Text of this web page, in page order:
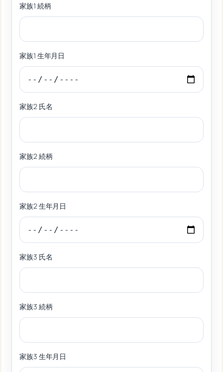
家族1 続柄
家族1 生年月日
家族2 氏名
家族2 続柄
家族2 生年月日
家族3 氏名
家族3 続柄
家族3 生年月日